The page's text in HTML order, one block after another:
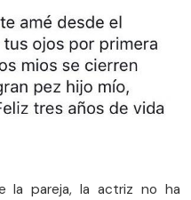
la pareja, la actriz no ha